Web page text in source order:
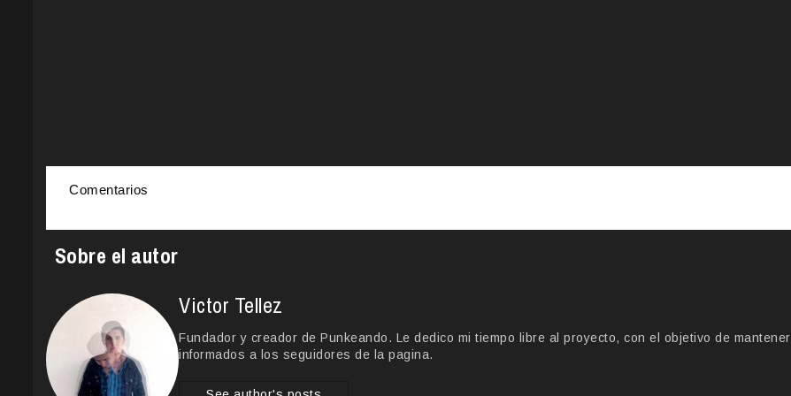
Comentarios
Sobre el autor
Victor Tellez
Fundador y creador de Punkeando. Le dedico mi tiempo libre al proyecto, con el objetivo de mantener
informados a los seguidores de la pagina.